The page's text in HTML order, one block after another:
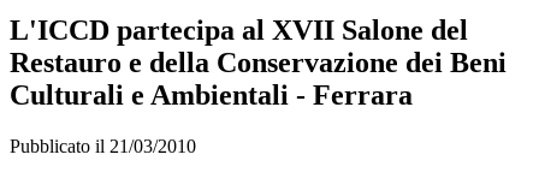
L'ICCD partecipa al XVII Salone del
Restauro e della Conservazione dei Beni
Culturali e Ambientali - Ferrara
Pubblicato il 21/03/2010